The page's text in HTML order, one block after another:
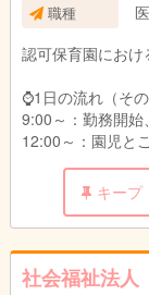
※
職種
認可保育園におけ
⌚1日の流れ（そ
9:00～：勤務開
12:00～：園児と
13:00～：休憩
14:00～：午睡見守
15:00～：おやつ
17:00～：降園、
18:00：勤務終了
キープ
社会福祉法